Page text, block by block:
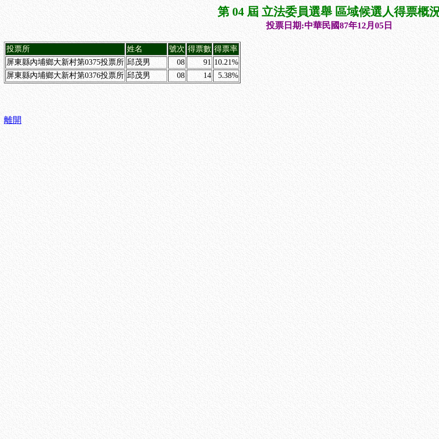
第 04 屆 立法委員選舉 區域候選人得票概
投票日期:中華民國87年12月05日
投票所 姓名 號次 得票數 得票率
屏東縣內埔鄉大新村第0375投票所 邱茂男 08 91 10.21%
屏東縣內埔鄉大新村第0376投票所 邱茂男 08 14 5.38%
離開